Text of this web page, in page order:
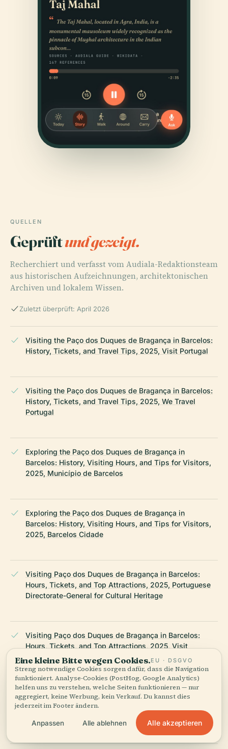
QUELLEN
Geprüftund gezeigt.
Recherchiert und verfasst vom Audiala-Redaktionsteam
aus historischen Aufzeichnungen, architektonischen
Archiven und lokalem Wissen.
Zuletzt überprüft: April 2026
Visiting the Paço dos Duques de Bragança in Barcelos:
History, Tickets, and Travel Tips, 2025, Visit Portugal
Visiting the Paço dos Duques de Bragança in Barcelos:
History, Tickets, and Travel Tips, 2025, We Travel
Portugal
Exploring the Paço dos Duques de Bragança in
Barcelos: History, Visiting Hours, and Tips for Visitors,
2025, Município de Barcelos
Exploring the Paço dos Duques de Bragança in
Barcelos: History, Visiting Hours, and Tips for Visitors,
2025, Barcelos Cidade
Visiting Paço dos Duques de Bragança in Barcelos:
Hours, Tickets, and Top Attractions, 2025, Portuguese
Directorate-General for Cultural Heritage
Visiting Paço dos Duques de Bragança in Barcelos:
Hours, Tickets, and Top Attractions, 2025, Visit
Portugal
Paço dos Duques de Bragança Visiting Hours, Tickets,
and Guide to Guimarães Historical Sites, 2025, Paço
Eine kleine Bitte wegen Cookies.EU · DSGVO
Streng notwendige Cookies sorgen dafür, dass die Navigation
funktioniert. Analyse-Cookies (PostHog, Google Analytics)
helfen uns zu verstehen, welche Seiten funktionieren — nur
aggregiert, keine Werbung, kein Verkauf. Du kannst dies
jederzeit im Footer ändern.
Anpassen Alle ablehnen Alle akzeptieren